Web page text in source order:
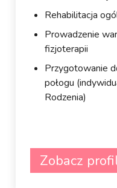
Rehabilitacja
Prowadzenie
fizjoterapii
Przygotowanie
połogu
Rodzenia)
Zobacz